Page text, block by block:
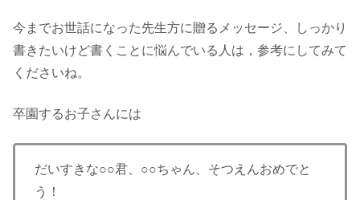
今までお世話になった先生方に贈るメッセージ、しっかり
書きたいけど書くことに悩んでいる人は，参考にしてみて
くださいね。
卒園するお子さんには
だいすきな○○君、○○ちゃん、そつえんおめでと
う！